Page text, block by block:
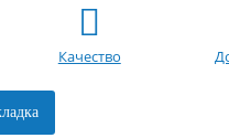
Качество